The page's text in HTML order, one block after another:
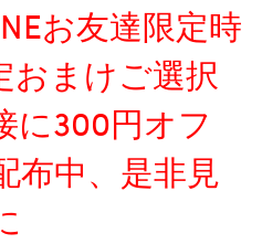
お友達限定時
おまけご選択
に300円オフ
布中、是非見